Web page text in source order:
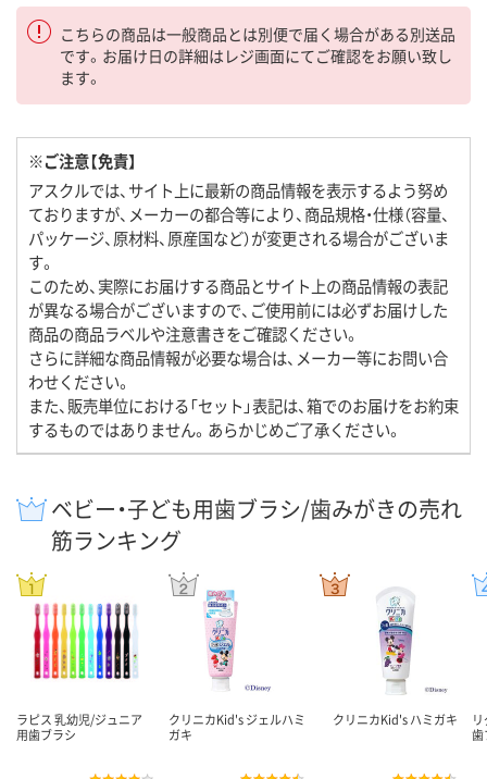
こちらの商品は一般商品とは別便で届く場合がある別送品
です。お届け日の詳細はレジ画面にてご確認をお願い致し
ます。
※ご注意【免責】
アスクルでは、サイト上に最新の商品情報を表示するよう努め
ておりますが、メーカーの都合等により、商品規格・仕様（容量、
パッケージ、原材料、原産国など）が変更される場合がございま
す。
このため、実際にお届けする商品とサイト上の商品情報の表記
が異なる場合がございますので、ご使用前には必ずお届けした
商品の商品ラベルや注意書きをご確認ください。
さらに詳細な商品情報が必要な場合は、メーカー等にお問い合
わせください。
また、販売単位における「セット」表記は、箱でのお届けをお約束
するものではありません。あらかじめご了承ください。
ベビー・子ども用歯ブラシ/歯みがきの売れ
筋ランキング
ラピス 乳幼児/ジュニア
用歯ブラシ
クリニカKid's ジェルハミ
ガキ
クリニカKid's ハミガキ
歯